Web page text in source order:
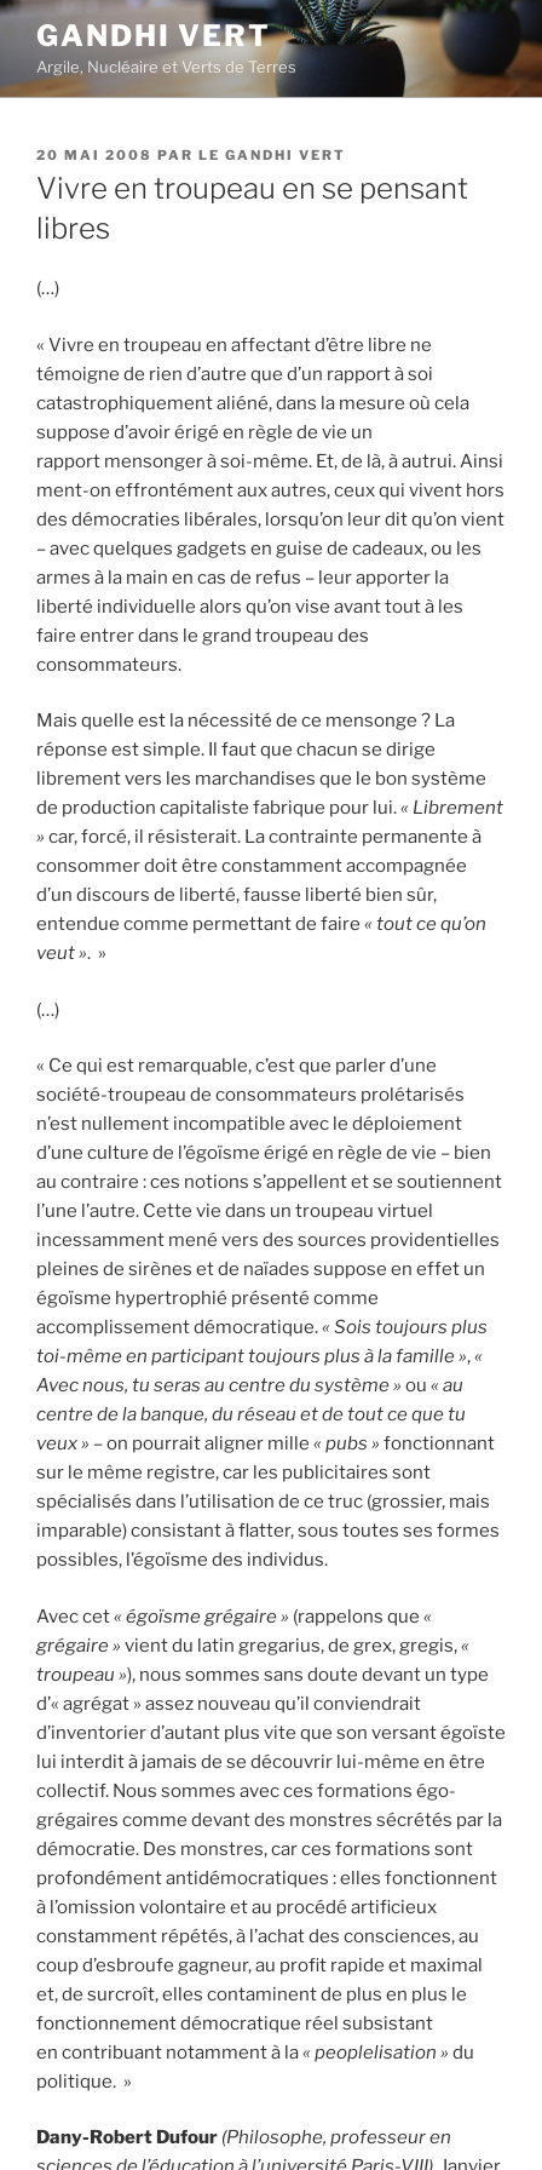
Aller
contenu
principal
GANDHI VERT
Argile, Nucléaire et Verts de Terres
PUBLIÉ
LE
20 MAI 2008 PAR LE GANDHI VERT
Vivre en troupeau en se pensant
libres
(…)
« Vivre en troupeau en affectant d’être libre ne
témoigne de rien d’autre que d’un rapport à soi
catastrophiquement aliéné, dans la mesure où cela
suppose d’avoir érigé en règle de vie un
rapport mensonger à soi-même. Et, de là, à autrui. Ainsi
ment-on effrontément aux autres, ceux qui vivent hors
des démocraties libérales, lorsqu’on leur dit qu’on vient
– avec quelques gadgets en guise de cadeaux, ou les
armes à la main en cas de refus – leur apporter la
liberté individuelle alors qu’on vise avant tout à les
faire entrer dans le grand troupeau des
consommateurs.
Mais quelle est la nécessité de ce mensonge ? La
réponse est simple. Il faut que chacun se dirige
librement vers les marchandises que le bon système
de production capitaliste fabrique pour lui.« Librement
» car, forcé, il résisterait. La contrainte permanente à
consommer doit être constamment accompagnée
d’un discours de liberté, fausse liberté bien sûr,
entendue comme permettant de faire « tout ce qu’on
veut ». »
(…)
« Ce qui est remarquable, c’est que parler d’une
société-troupeau de consommateurs prolétarisés
n’est nullement incompatible avec le déploiement
d’une culture de l’égoïsme érigé en règle de vie – bien
au contraire : ces notions s’appellent et se soutiennent
l’une l’autre. Cette vie dans un troupeau virtuel
incessamment mené vers des sources providentielles
pleines de sirènes et de naïades suppose en effet un
égoïsme hypertrophié présenté comme
accomplissement démocratique.« Sois toujours plus
toi-même en participant toujours plus à la famille »,«
Avec nous, tu seras au centre du système » ou « au
centre de la banque, du réseau et de tout ce que tu
veux » – on pourrait aligner mille « pubs » fonctionnant
sur le même registre, car les publicitaires sont
spécialisés dans l’utilisation de ce truc (grossier, mais
imparable) consistant à flatter, sous toutes ses formes
possibles, l’égoïsme des individus.
Avec cet« égoïsme grégaire » (rappelons que «
grégaire » vient du latin gregarius, de grex, gregis,«
troupeau »), nous sommes sans doute devant un type
d’« agrégat » assez nouveau qu’il conviendrait
d’inventorier d’autant plus vite que son versant égoïste
lui interdit à jamais de se découvrir lui-même en être
collectif. Nous sommes avec ces formations égo-
grégaires comme devant des monstres sécrétés par la
démocratie. Des monstres, car ces formations sont
profondément antidémocratiques : elles fonctionnent
à l’omission volontaire et au procédé artificieux
constamment répétés, à l’achat des consciences, au
coup d’esbroufe gagneur, au profit rapide et maximal
et, de surcroît, elles contaminent de plus en plus le
fonctionnement démocratique réel subsistant
en contribuant notamment à la« peoplelisation » du
politique. »
Dany-Robert Dufour (Philosophe, professeur en